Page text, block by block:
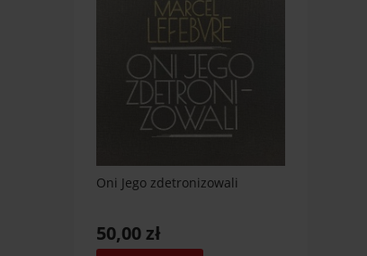
Oni Jego zdetronizowali
50,00 zł